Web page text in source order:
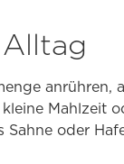
anrühren,
Mahlzeit
oder